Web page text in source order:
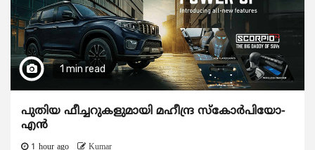
1 min read
പുതിയ ഫീച്ചറുകളുമായി മഹീന്ദ്ര സ്കോർപിയോ-
എൻ
1 hour ago Kumar